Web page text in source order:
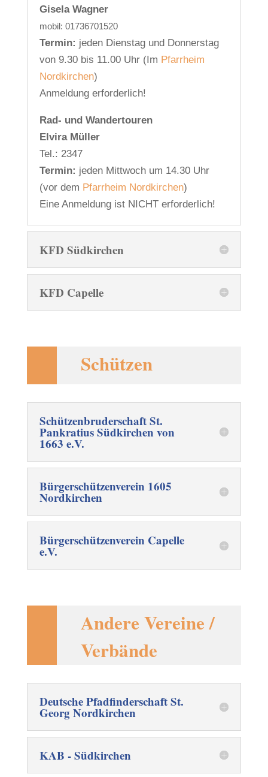
Gisela Wagner
mobil: 01736701520
Termin: jeden Dienstag und Donnerstag
von 9.30 bis 11.00 Uhr (Im Pfarrheim
Nordkirchen)
Anmeldung erforderlich!
Rad- und Wandertouren
Elvira Müller
Tel.: 2347
Termin: jeden Mittwoch um 14.30 Uhr
(vor dem Pfarrheim Nordkirchen)
Eine Anmeldung ist NICHT erforderlich!
KFD Südkirchen
KFD Capelle
Schützen
Schützenbruderschaft St.
Pankratius Südkirchen von
1663 e.V.
Bürgerschützenverein 1605
Nordkirchen
Bürgerschützenverein Capelle
e.V.
Andere Vereine /
Verbände
Deutsche Pfadfinderschaft St.
Georg Nordkirchen
KAB - Südkirchen